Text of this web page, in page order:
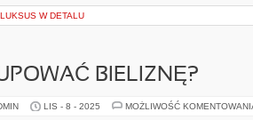
LUKSUS W DETALU
BIELIZNĘ?
LIS - 8 - 2025 MOŻLIWOŚĆ